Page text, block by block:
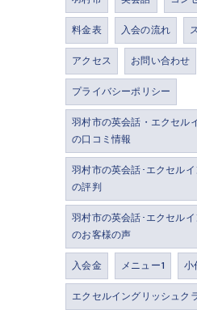
料金表
入会の流れ
アクセス
お問い合わせ
プライバシーポリシー
羽村市の英会話・エクセル
の口コミ情報
羽村市の英会話･エクセル
の評判
羽村市の英会話･エクセル
のお客様の声
入会金
メニュー1 小
エクセルイングリッシュク